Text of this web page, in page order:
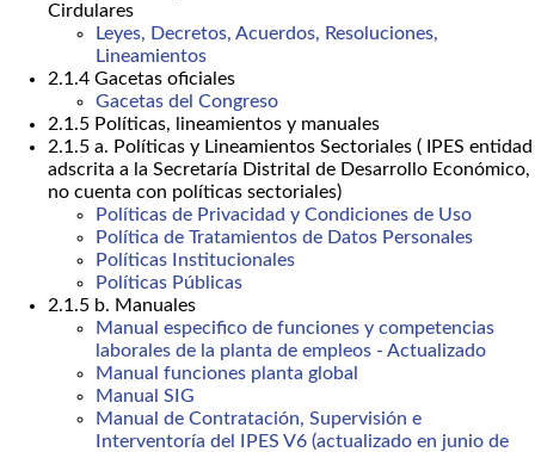
Cirdulares
Leyes, Decretos, Acuerdos, Resoluciones,
Lineamientos
2.1.4 Gacetas oficiales
Gacetas del Congreso
2.1.5 Políticas, lineamientos y manuales
2.1.5 a. Políticas y Lineamientos Sectoriales ( IPES entidad
adscrita a la Secretaría Distrital de Desarrollo Económico,
no cuenta con políticas sectoriales)
Políticas de Privacidad y Condiciones de Uso
Política de Tratamientos de Datos Personales
Políticas Institucionales
Políticas Públicas
2.1.5 b. Manuales
Manual especifico de funciones y competencias
laborales de la planta de empleos - Actualizado
Manual funciones planta global
Manual SIG
Manual de Contratación, Supervisión e
Interventoría del IPES V6 (actualizado en junio de